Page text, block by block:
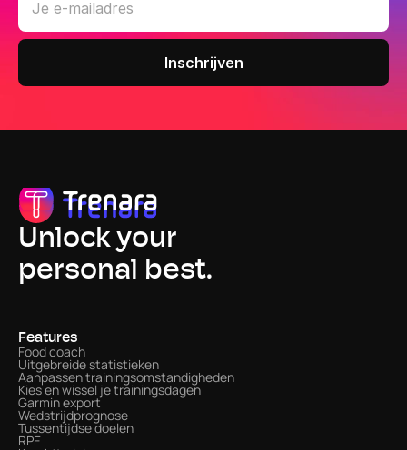
Unlock your
personal best.
Features
Food coach
Uitgebreide statistieken
Aanpassen trainingsomstandigheden
Kies en wissel je trainingsdagen
Garmin export
Wedstrijdprognose
Tussentijdse doelen
RPE